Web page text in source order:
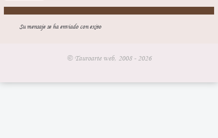
Su mensaje se ha enviado con exito
© Tauroarte web, 2008 - 2026